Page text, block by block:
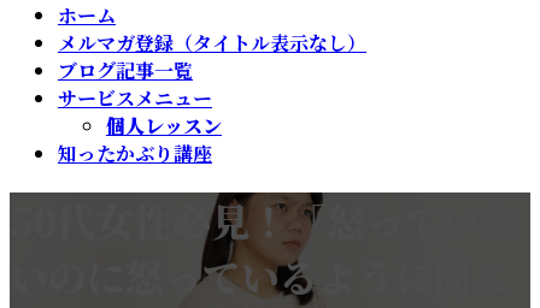
ホーム
メルマガ登録（タイトル表示なし）
ブログ記事一覧
サービスメニュー
個人レッスン
知ったかぶり講座
50代女性必見！「怒っていな
いのに怒っているように聞こ